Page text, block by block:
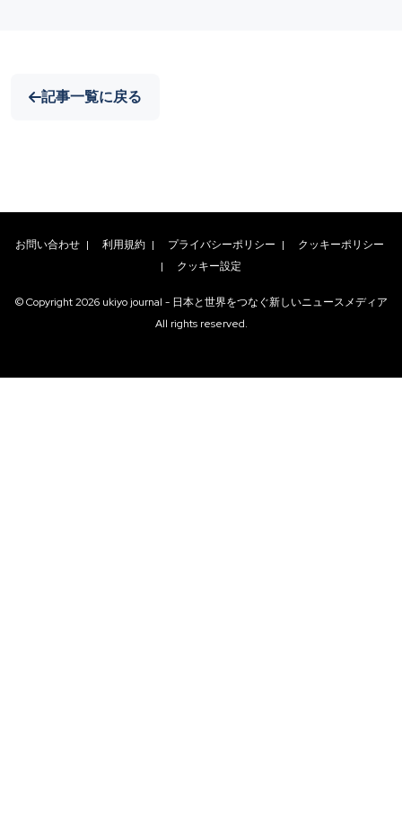
記事一覧に戻る
お問い合わせ | 利用規約 | プライバシーポリシー | クッキーポリシー
| クッキー設定
© Copyright2026 ukiyo journal - 日本と世界をつなぐ新しいニュースメディア
All rights reserved.